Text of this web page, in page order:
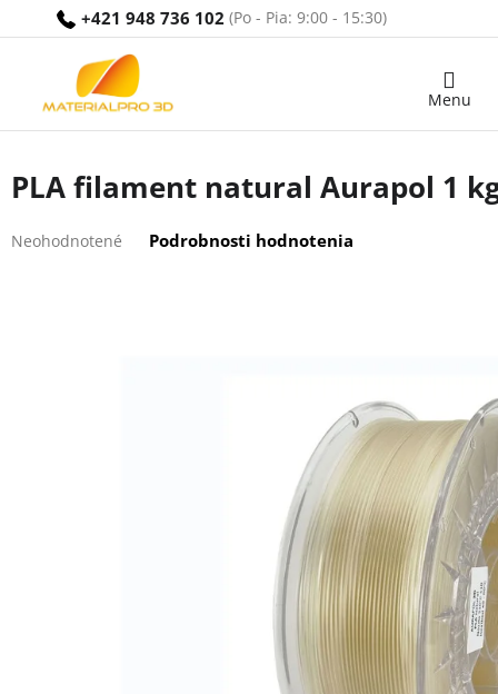
+421 948 736 102
Nákupný
PLA filament natural Aurapol 1
hodnotenie
Neohodnotené Podrobnosti hodnotenia